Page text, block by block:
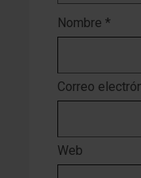
Nombre *
Correo
Web